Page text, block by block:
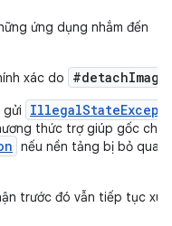
ứng dụng nhắm đến
xác do
#detachImage
gửi
thức trợ giúp gốc cho
nếu nền tảng bị bỏ qua
trước đó vẫn tiếp tục